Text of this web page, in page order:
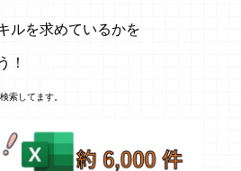
ルを求めているかを
！
索してます。